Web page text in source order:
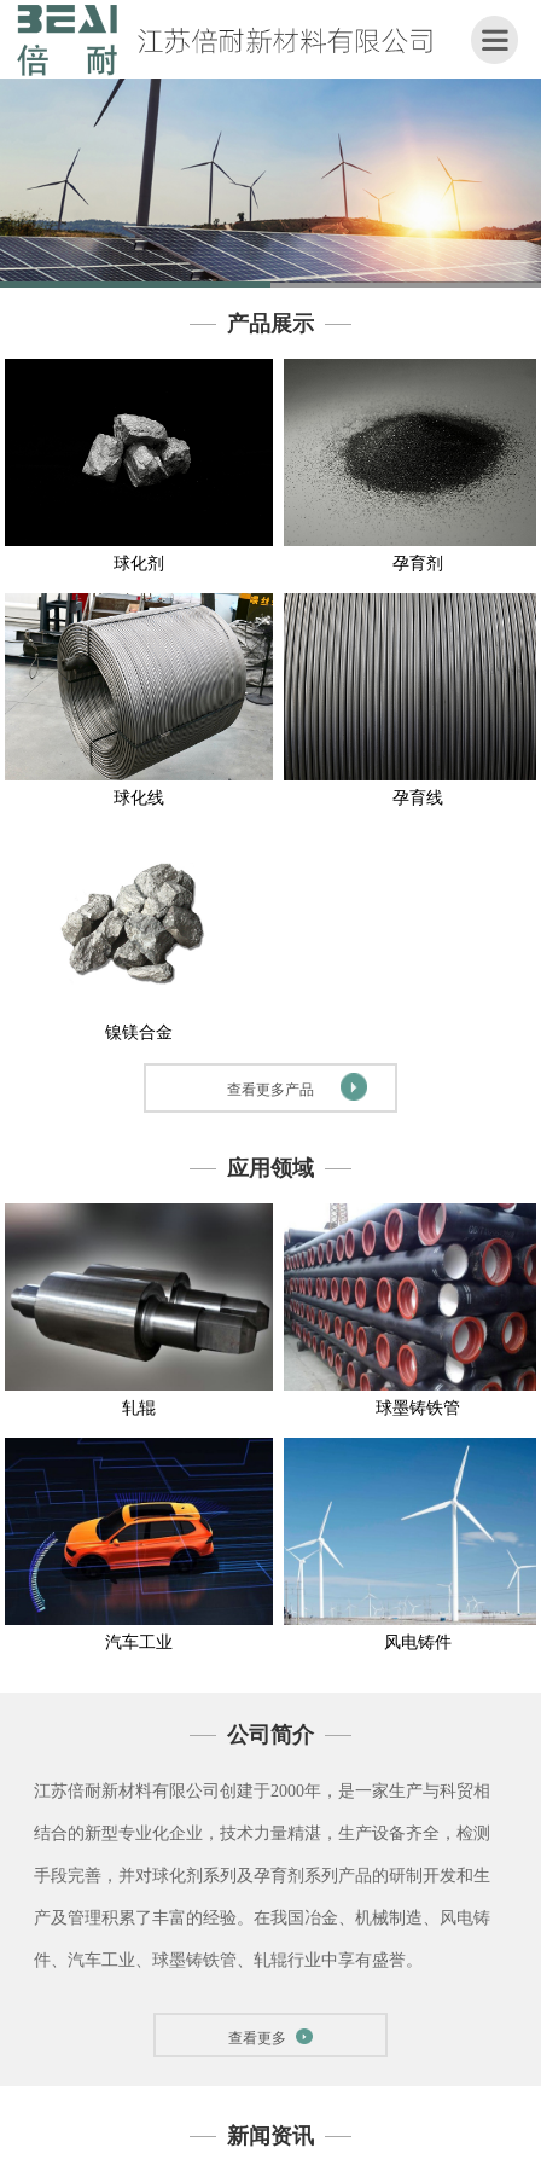
站
首
页
关
于
新
闻
动
态
联
系
我
产品展示
球化剂 孕育剂
球化线 孕育线
镍镁合金
查看更多产品
应用领域
轧辊 球墨铸铁管
汽车工业 风电铸件
公司简介
江苏倍耐新材料有限公司创建于2000年，是一家生产与科贸相
结合的新型专业化企业，技术力量精湛，生产设备齐全，检测
手段完善，并对球化剂系列及孕育剂系列产品的研制开发和生
产及管理积累了丰富的经验。在我国冶金、机械制造、风电铸
件、汽车工业、球墨铸铁管、轧辊行业中享有盛誉。
查看更多
新闻资讯